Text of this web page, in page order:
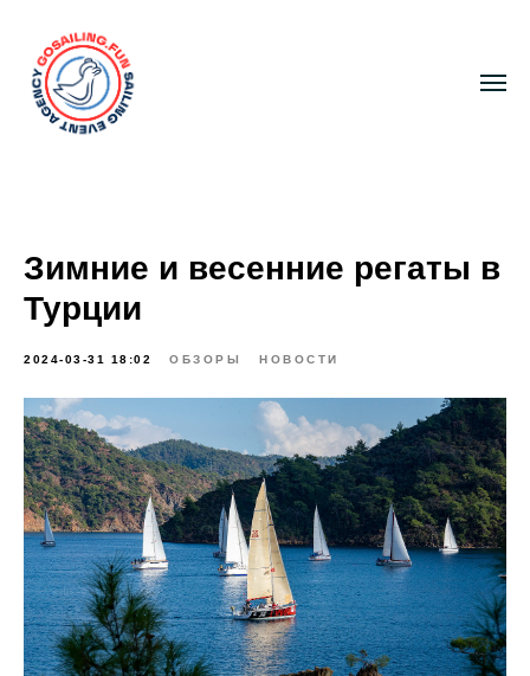
Зимние и весенние регаты в
Турции
2024-03-31 18:02 ОБЗОРЫ НОВОСТИ